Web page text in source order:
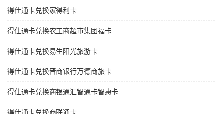
得仕通卡兑换家得利卡
得仕通卡兑换农工商超市集团福卡
得仕通卡兑换易生阳光旅游卡
得仕通卡兑换晋商银行万德商旅卡
得仕通卡兑换商银通汇智通卡智惠卡
得仕通卡兑换商联通卡